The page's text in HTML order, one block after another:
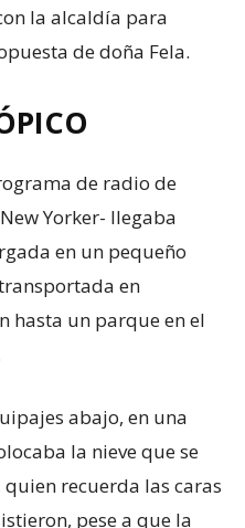
la alcaldía para
de doña Fela.
de radio de
Yorker- llegaba
en un pequeño
en
hasta un parque en el
abajo, en una
la nieve que se
recuerda las caras
pese a que la